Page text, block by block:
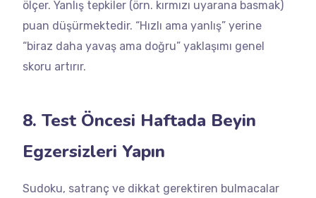
ölçer. Yanlış tepkiler (örn. kırmızı uyarana basmak)
puan düşürmektedir. “Hızlı ama yanlış” yerine
“biraz daha yavaş ama doğru” yaklaşımı genel
skoru artırır.
8. Test Öncesi Haftada Beyin
Egzersizleri Yapın
Sudoku, satranç ve dikkat gerektiren bulmacalar